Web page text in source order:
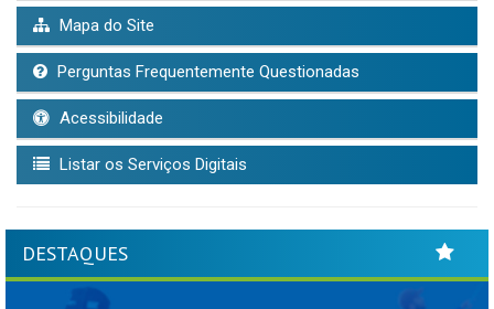
Mapa do Site
Perguntas Frequentemente Questionadas
Acessibilidade
Listar os Serviços Digitais
DESTAQUES